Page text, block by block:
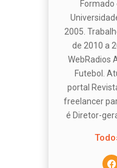
2005.
de 2010 a
WebRadios
Futebol.
portal
freelancer
é Diretor-